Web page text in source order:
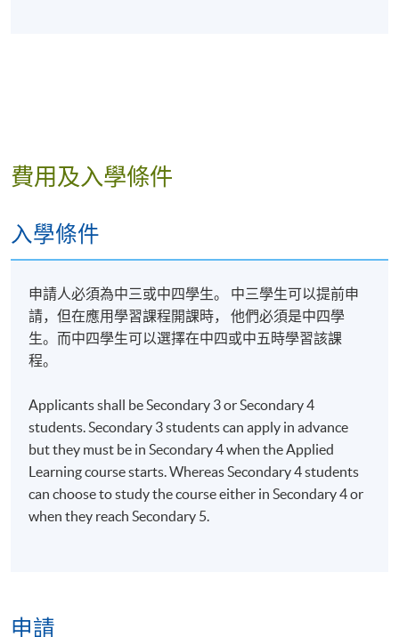
單元四
(12課時)
Module 4
(12 hours)
版權的重要性
環球及本地傳媒操守案例研究
Professional Ethics
Importance of media-neutrality
Introduction to the relevant
Social obligations and responsibilities of
Case studies of global and local media
媒體節目製作專題研習
費用及入學條件
入學條件
申請人必須為中三或中四學生。 中三學生可以提前申
請，但在應用學習課程開課時， 他們必須是中四學
生。而中四學生可以選擇在中四或中五時學習該課
程。
Applicants shall be Secondary 3 or Secondary 4
students. Secondary 3 students can apply in advance
but they must be in Secondary 4 when the Applied
Learning course starts. Whereas Secondary 4 students
can choose to study the course either in Secondary 4 or
when they reach Secondary 5.
申請